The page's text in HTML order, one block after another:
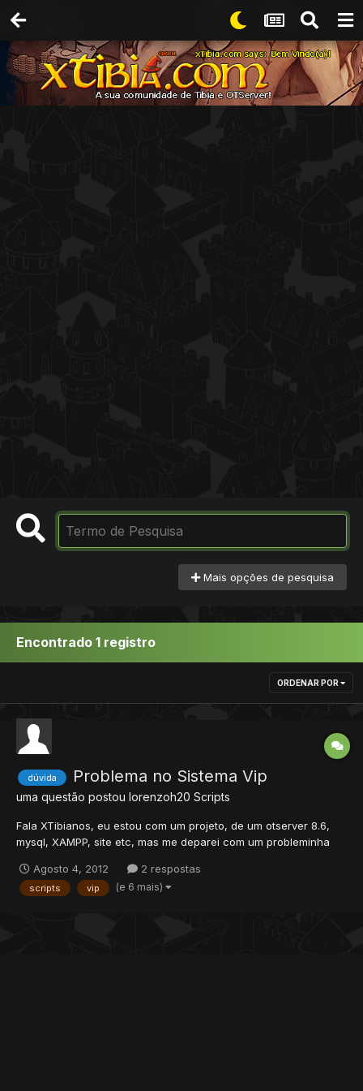
Mais opções de pesquisa
Encontrado 1 registro
ORDENAR POR
dúvida Problema no Sistema Vip
uma questão postou lorenzoh20 Scripts
Fala XTibianos, eu estou com um projeto, de um otserver 8.6,
mysql, XAMPP, site etc, mas me deparei com um probleminha
http://www.xtibia.com/forum/topic/136543-vip-system-by-
account-v10/ , Vip System por Account By Kydrai. O problema...
Agosto 4, 2012 2 respostas
scripts vip (e 6 mais)